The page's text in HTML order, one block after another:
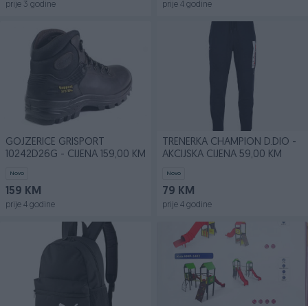
prije 3 godine prije 4 godine
GOJZERICE GRISPORT
10242D26G - CIJENA 159,00 KM
Novo
159 KM
prije 4 godine
TRENERKA CHAMPION D.DIO -
AKCIJSKA CIJENA 59,00 KM
Novo
79 KM
prije 4 godine